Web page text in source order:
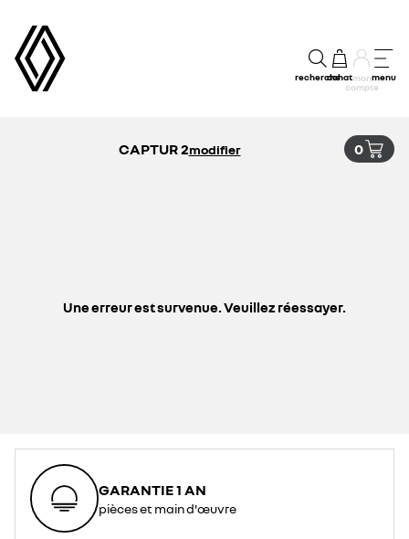
rechercheachatmon
compte
menu
CAPTUR 2modifier 0
Une erreur est survenue. Veuillez réessayer.
GARANTIE 1 AN
pièces et main d'œuvre